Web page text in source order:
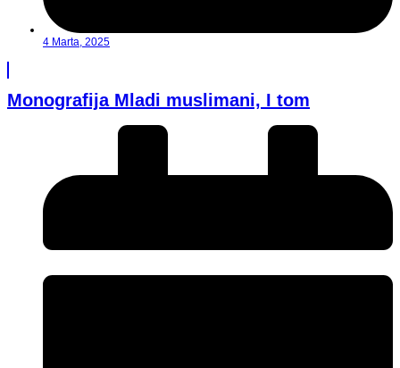
4 Marta, 2025
Monografija Mladi muslimani, I tom